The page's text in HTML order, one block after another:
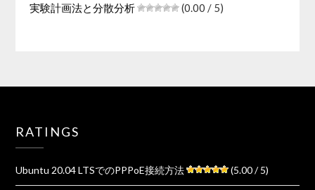
実験計画法と分散分析 (0.00 / 5)
RATINGS
Ubuntu 20.04 LTSでのPPPoE接続方法 (5.00 / 5)